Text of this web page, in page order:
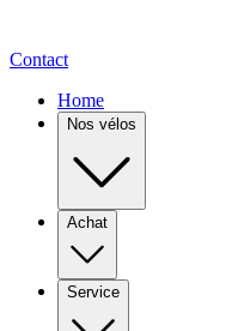
Contact
Home
Nos vélos
Achat
Service